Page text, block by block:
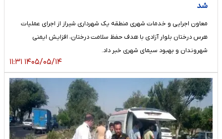
شد
معاون اجرایی و خدمات شهری منطقه یک شهرداری شیراز از اجرای عملیات
هرس درختان بلوار آزادی با هدف حفظ سلامت درختان، افزایش ایمنی
شهروندان و بهبود سیمای شهری خبر داد.
۱۴۰۵/۰۵/۱۴ ۱۱:۳۱